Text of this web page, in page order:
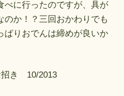
べに行ったのですが、具が
のか！？三回おかわりでも
ぱりおでんは締めが良いか
き 10/2013